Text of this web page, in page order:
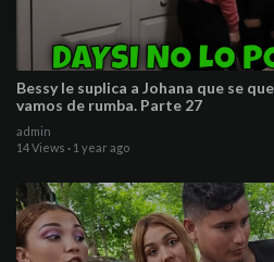
Bessy le suplica a Johana que se
vamos de rumba. Parte 27
admin
14 Views · 1 year ago